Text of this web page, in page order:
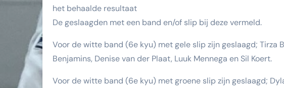
het behaalde resultaat
De geslaagden met een band en/of slip bij deze vermeld.
Voor de witte band (6e kyu) met gele slip zijn geslaagd; Tirza
Benjamins, Denise van der Plaat, Luuk Mennega en Sil Koert.
Voor de witte band (6e kyu) met groene slip zijn geslaagd;